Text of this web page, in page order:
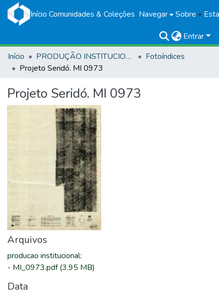
Início Comunidades & Coleções Navegar Sobre
Entrar
Início
PRODUÇÃO INSTITUCIONAL
Fotoíndices
Projeto Seridó. MI 0973
Projeto Seridó. MI 0973
Arquivos
producao institucional:
- MI_0973.pdf(3.95 MB)
Data